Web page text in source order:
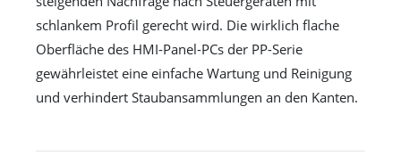
schlankem Profil gerecht wird. Die wirklich flache
Oberfläche des HMI-Panel-PCs der PP-Serie
gewährleistet eine einfache Wartung und Reinigung
und verhindert Staubansammlungen an den Kanten.